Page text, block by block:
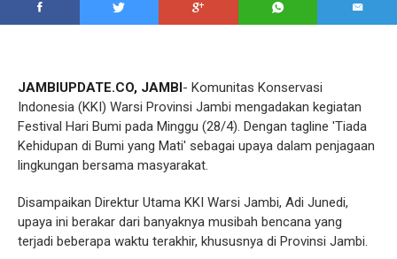
JAMBIUPDATE.CO, JAMBI- Komunitas Konservasi
Indonesia (KKI) Warsi Provinsi Jambi mengadakan kegiatan
Festival Hari Bumi pada Minggu (28/4). Dengan tagline 'Tiada
Kehidupan di Bumi yang Mati' sebagai upaya dalam penjagaan
lingkungan bersama masyarakat.
Disampaikan Direktur Utama KKI Warsi Jambi, Adi Junedi,
upaya ini berakar dari banyaknya musibah bencana yang
terjadi beberapa waktu terakhir, khususnya di Provinsi Jambi.